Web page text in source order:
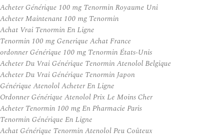
Acheter Générique 100 mg Tenormin Royaume Uni
Acheter Maintenant 100 mg Tenormin
Achat Vrai Tenormin En Ligne
Tenormin 100 mg Generique Achat France
ordonner Générique 100 mg Tenormin États-Unis
Acheter Du Vrai Générique Tenormin Atenolol Belgique
Acheter Du Vrai Générique Tenormin Japon
Générique Atenolol Acheter En Ligne
Ordonner Générique Atenolol Prix Le Moins Cher
Acheter Tenormin 100 mg En Pharmacie Paris
Tenormin Générique En Ligne
Achat Générique Tenormin Atenolol Peu Coûteux